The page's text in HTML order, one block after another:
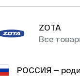
ZOTA
Все
РОССИЯ —